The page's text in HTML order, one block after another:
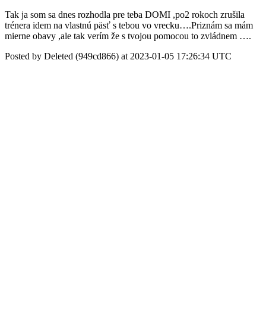
Tak ja som sa dnes rozhodla pre teba DOMI ,po2 rokoch zrušila
trénera idem na vlastnú päsť s tebou vo vrecku….Priznám sa mám
mierne obavy ,ale tak verím že s tvojou pomocou to zvládnem ….
Posted by Deleted (949cd866) at 2023-01-05 17:26:34 UTC